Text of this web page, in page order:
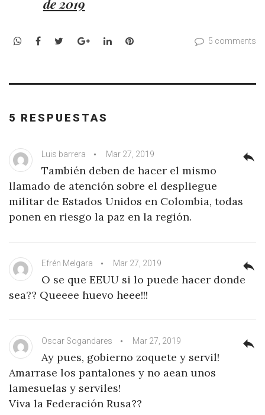
de 2019
WhatsApp
Facebook
TwitterGoogle+LinkedInPinterest 5 comments
5 RESPUESTAS
Luis barrera Mar 27, 2019
También deben de hacer el mismo
llamado de atención sobre el despliegue
militar de Estados Unidos en Colombia, todas
ponen en riesgo la paz en la región.
reply
Efrén Melgara Mar 27, 2019
O se que EEUU si lo puede hacer donde
sea?? Queeee huevo heee!!!
reply
Oscar Sogandares Mar 27, 2019
Ay pues, gobierno zoquete y servil!
Amarrase los pantalones y no aean unos
lamesuelas y serviles!
Viva la Federación Rusa??
reply